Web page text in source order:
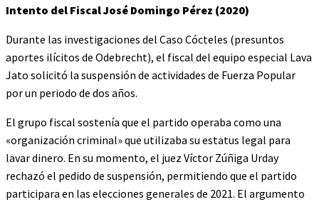
Intento del Fiscal José Domingo Pérez (2020)
Durante las investigaciones del Caso Cócteles (presuntos
aportes ilícitos de Odebrecht), el fiscal del equipo especial Lava
Jato solicitó la suspensión de actividades de Fuerza Popular
por un periodo de dos años.
El grupo fiscal sostenía que el partido operaba como una
«organización criminal» que utilizaba su estatus legal para
lavar dinero. En su momento, el juez Víctor Zúñiga Urday
rechazó el pedido de suspensión, permitiendo que el partido
participara en las elecciones generales de 2021. El argumento